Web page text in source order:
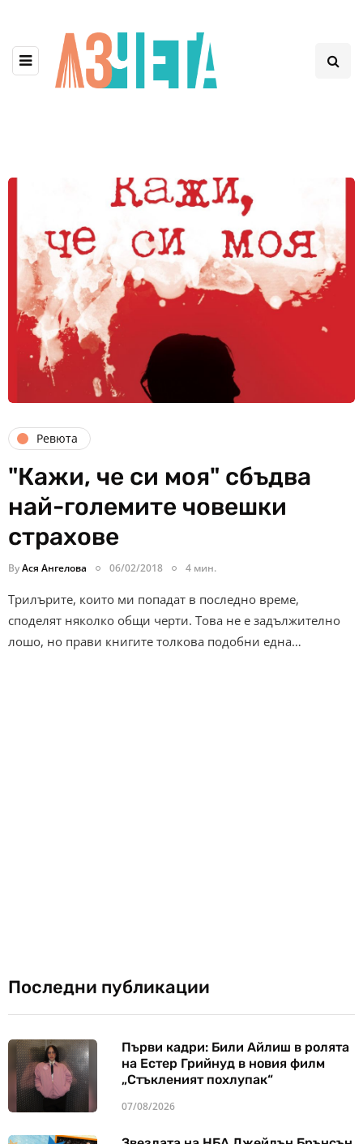
Ревюта
"Кажи, че си моя" сбъдва
най-големите човешки
страхове
ByАся Ангелова 06/02/2018 4 мин.
Трилърите, които ми попадат в последно време,
споделят няколко общи черти. Това не е задължително
лошо, но прави книгите толкова подобни една…
Последни публикации
Първи кадри: Били Айлиш в ролята
на Естер Грийнуд в новия филм
„Стъкленият похлупак“
07/08/2026